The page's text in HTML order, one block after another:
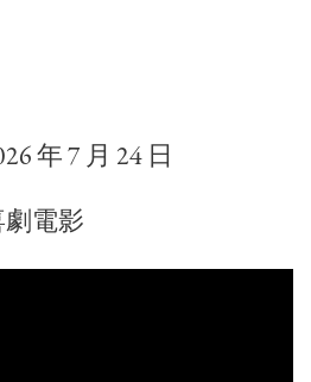
年 7 月 24 日
電影